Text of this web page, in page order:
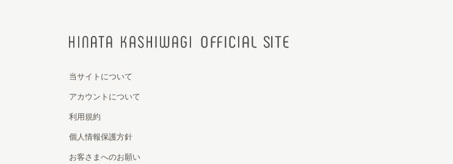
当サイトについて
アカウントについて
利用規約
個人情報保護方針
お客さまへのお願い